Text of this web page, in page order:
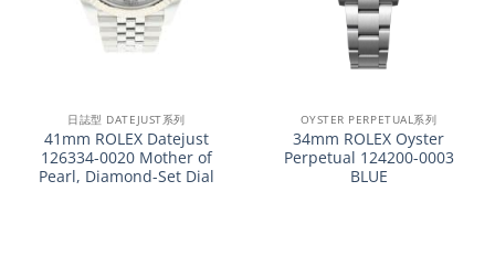
日誌型 DATEJUST系列
41mm ROLEX Datejust
126334-0020 Mother of
Pearl, Diamond-Set Dial
OYSTER PERPETUAL系列
34mm ROLEX Oyster
Perpetual 124200-0003
BLUE